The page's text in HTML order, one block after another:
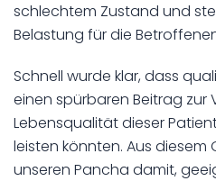
schlechtem Zustand und
Belastung für die
Schnell wurde klar, dass
einen spürbaren Beitrag zur
Lebensqualität dieser
leisten könnten. Aus
unseren Pancha damit,